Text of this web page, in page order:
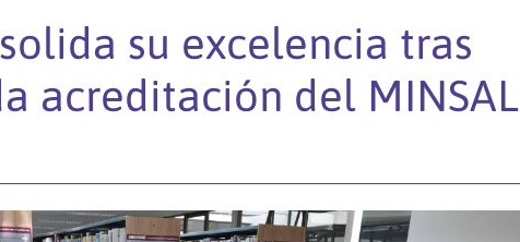
su excelencia tras
acreditación del MINSAL